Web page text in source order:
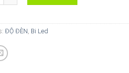
ĐỘ ĐÈN Bi Led